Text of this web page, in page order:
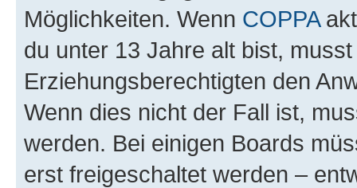
Möglichkeiten. Wenn COPPA
du unter 13 Jahre alt bist,
Erziehungsberechtigten den
Wenn dies nicht der Fall ist,
werden. Bei einigen Boards
erst freigeschaltet werden –